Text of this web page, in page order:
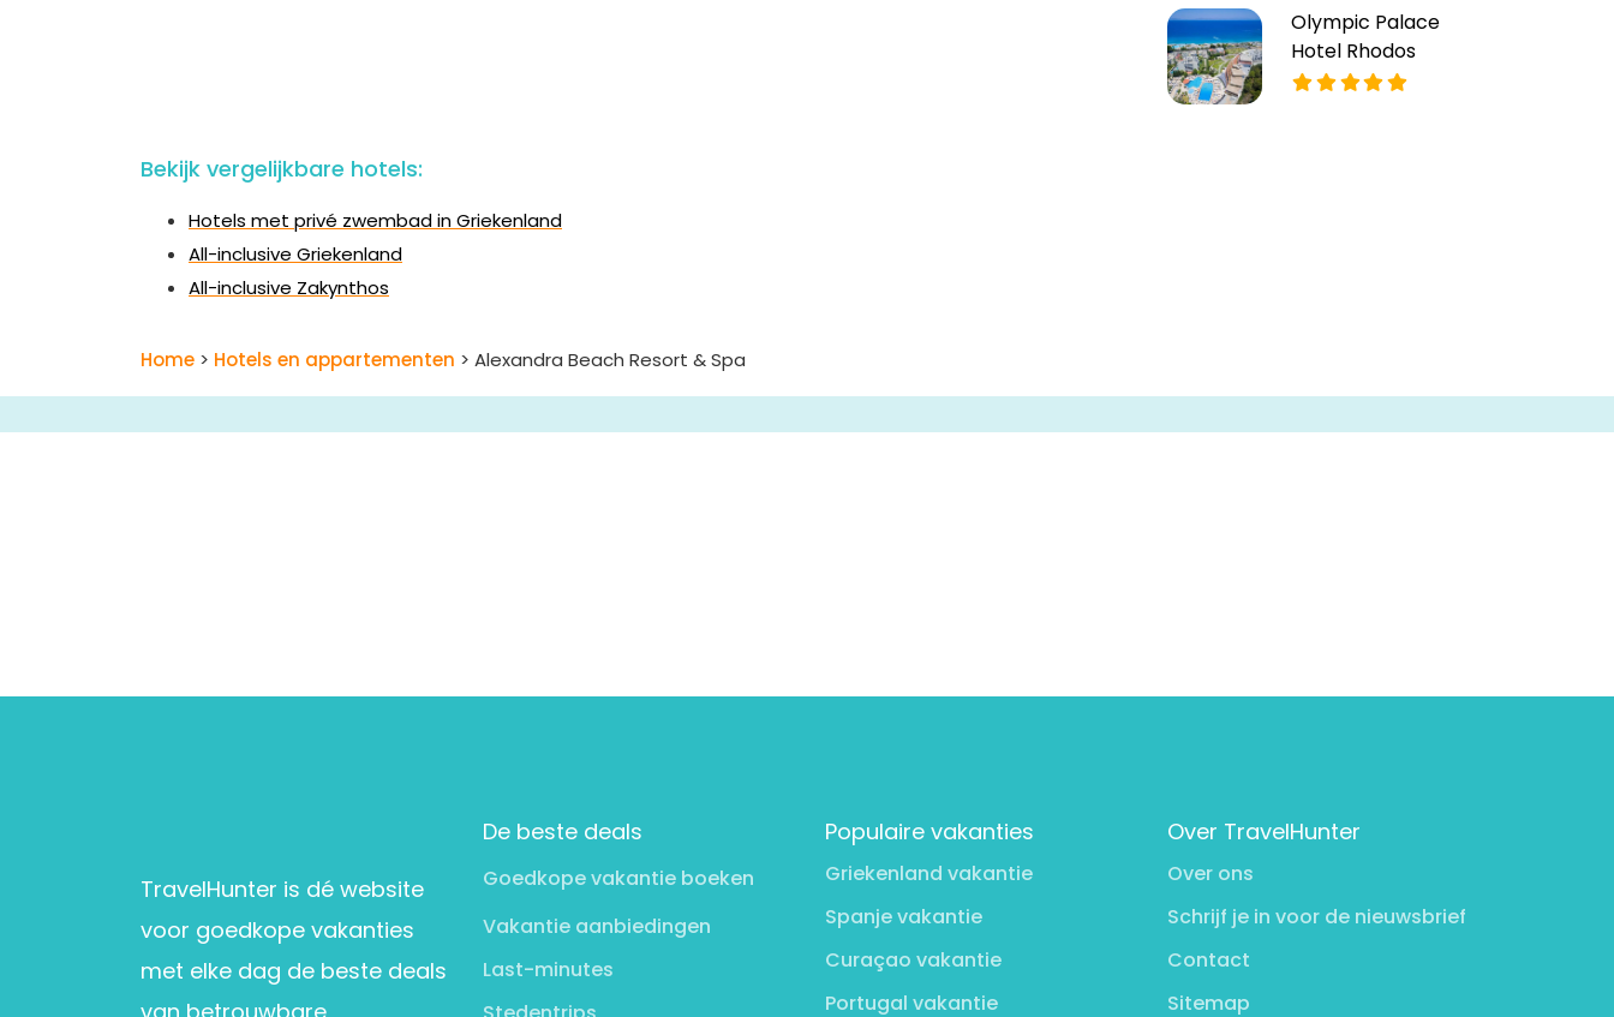
Olympic Palace
Hotel Rhodos
Bekijk vergelijkbare hotels:
Hotels met privé zwembad in Griekenland
All-inclusive Griekenland
All-inclusive Zakynthos
Home > Hotels en appartementen > Alexandra Beach Resort & Spa
TravelHunter is dé website
voor goedkope vakanties
met elke dag de beste deals
De beste deals
Goedkope vakantie boeken
Vakantie aanbiedingen
Last-minutes
Populaire vakanties
Griekenland vakantie
Spanje vakantie
Curaçao vakantie
Portugal vakantie
Over TravelHunter
Over ons
Schrijf je in voor de nieuwsbrief
Contact
Sitemap